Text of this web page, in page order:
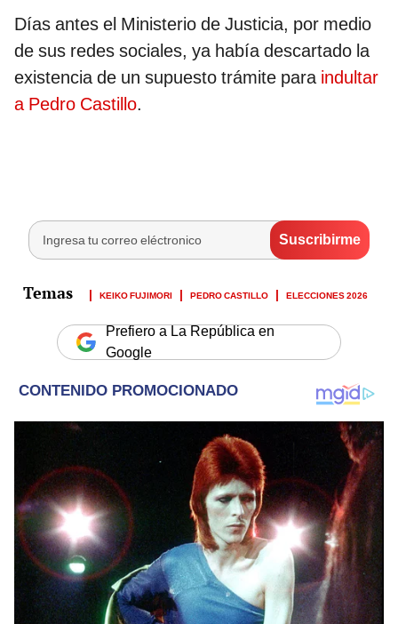
Días antes el Ministerio de Justicia, por medio
de sus redes sociales, ya había descartado la
existencia de un supuesto trámite para indultar
a Pedro Castillo.
KEIKO FUJIMORI PEDRO CASTILLO ELECCIONES 2026
Prefiero a La República en
Google